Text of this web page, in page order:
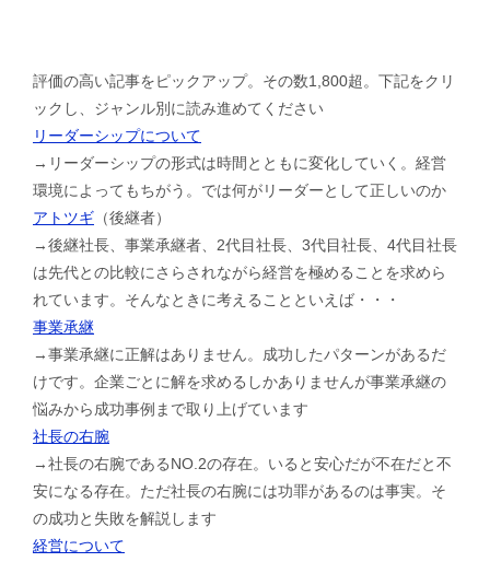
評価の高い記事をピックアップ。その数1,800超。下記をクリ
ックし、ジャンル別に読み進めてください
リーダーシップについて
→リーダーシップの形式は時間とともに変化していく。経営
環境によってもちがう。では何がリーダーとして正しいのか
アトツギ （後継者）
→後継社長、事業承継者、2代目社長、3代目社長、4代目社長
は先代との比較にさらされながら経営を極めることを求めら
れています。そんなときに考えることといえば・・・
事業承継
→事業承継に正解はありません。成功したパターンがあるだ
けです。企業ごとに解を求めるしかありませんが事業承継の
悩みから成功事例まで取り上げています
社長の右腕
→社長の右腕であるNO.2の存在。いると安心だが不在だと不
安になる存在。ただ社長の右腕には功罪があるのは事実。そ
の成功と失敗を解説します
経営について